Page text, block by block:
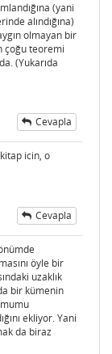
(yani
alındığına)
olmayan bir
çoğu teoremi
(Yukarıda
Cevapla
icin, o
Cevapla
öyle bir
uzaklık
bir kümenin
ekliyor. Yani
da biraz